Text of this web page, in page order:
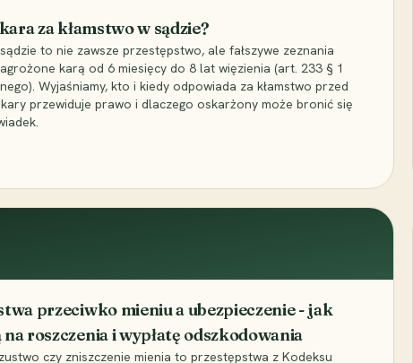
za kłamstwo w sądzie?
to nie zawsze przestępstwo, ale fałszywe zeznania
karą od 6 miesięcy do 8 lat więzienia (art. 233 § 1
Wyjaśniamy, kto i kiedy odpowiada za kłamstwo przed
przewiduje prawo i dlaczego oskarżony może bronić się
przeciwko mieniu a ubezpieczenie - jak
na roszczenia i wypłatę odszkodowania
czy zniszczenie mienia to przestępstwa z Kodeksu